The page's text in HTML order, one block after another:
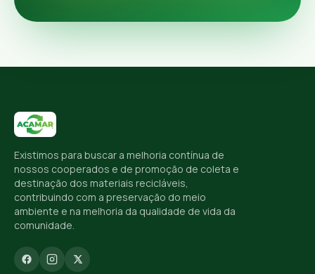
Existimos para buscar a melhoria contínua de
nossos cooperados e de promoção de coleta e
destinação dos materiais recicláveis,
contribuindo com a preservação do meio
ambiente e na melhoria da qualidade de vida da
comunidade.